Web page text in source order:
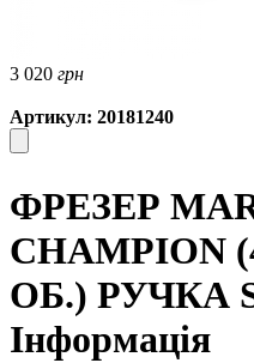
3 020 грн
Артикул: 20181240
ФРЕЗЕР
CHAMPION
ОБ.) РУЧКА
Інформація